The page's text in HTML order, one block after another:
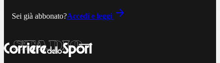
Sei già abbonato?Accedi e leggi